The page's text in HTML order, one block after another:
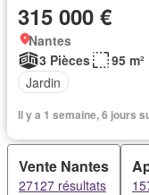
315 000 €
Nantes
3 Pièces
95 m²
Jardin
Il y a 1 semaine, 6 jours
Vente Nantes
27127 résultats